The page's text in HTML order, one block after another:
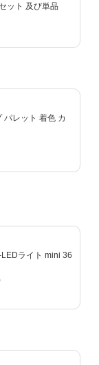
ット 及び単品
ト 着色 カ
ライト mini 36